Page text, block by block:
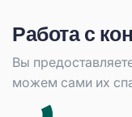
Работа с
Вы
можем сами их